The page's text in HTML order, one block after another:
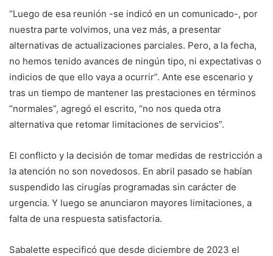
“Luego de esa reunión -se indicó en un comunicado-, por
nuestra parte volvimos, una vez más, a presentar
alternativas de actualizaciones parciales. Pero, a la fecha,
no hemos tenido avances de ningún tipo, ni expectativas o
indicios de que ello vaya a ocurrir”. Ante ese escenario y
tras un tiempo de mantener las prestaciones en términos
“normales”, agregó el escrito, “no nos queda otra
alternativa que retomar limitaciones de servicios”.
El conflicto y la decisión de tomar medidas de restricción a
la atención no son novedosos. En abril pasado se habían
suspendido las cirugías programadas sin carácter de
urgencia. Y luego se anunciaron mayores limitaciones, a
falta de una respuesta satisfactoria.
Sabalette especificó que desde diciembre de 2023 el